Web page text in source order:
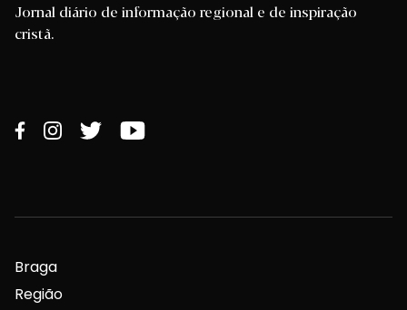
Jornal diário de informação regional e de inspiração
cristã.
Braga
Região